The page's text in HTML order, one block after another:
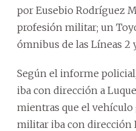
por Eusebio Rodríguez
profesión militar; un
ómnibus de las Líneas 2
Según el informe
iba con dirección a
mientras que el
militar iba con dirección